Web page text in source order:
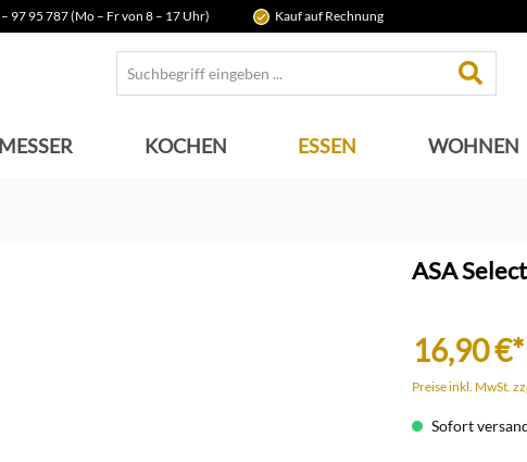
97 95 787 (Mo – Fr von 8 – 17 Uhr) Kauf auf Rechnung
MESSER KOCHEN ESSEN WOHNEN
ASA
16,90 €*
Preise inkl. MwSt.
Sofort